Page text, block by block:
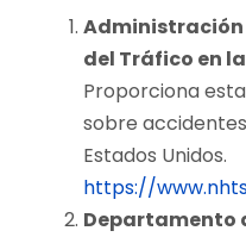
Administración
del Tráfico en
Proporciona
sobre
Estados Unidos.
https://
Departamento